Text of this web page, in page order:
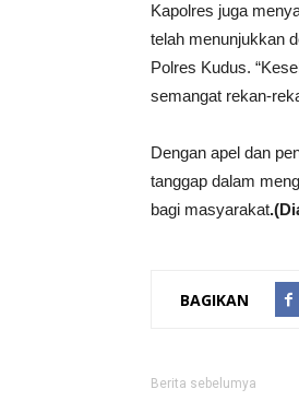
Kapolres juga
telah menunjukkan
Polres Kudus.
semangat rekan-
Dengan apel dan
tanggap dalam
bagi masyarakat
BAGIKAN
Berita sebelumya